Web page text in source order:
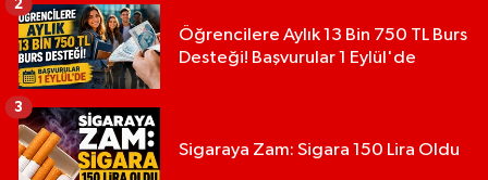
Öğrencilere Aylık 13 Bin 750 TL Burs
Desteği! Başvurular 1 Eylül'de
2
Sigaraya Zam: Sigara 150 Lira Oldu
3